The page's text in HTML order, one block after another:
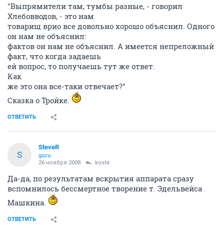
"Выпрямители там, тумбы разные, - говорил
Хлебовводов, - это нам
товарищ врио все довольно хорошо объяснил. Одного
он нам не объяснил:
фактов он нам не объяснил. А имеется непреложный
факт, что когда задаешь
ей вопрос, то получаешь тут же ответ.
Как
же это она все-таки отвечает?"
Сказка о Тройке.
ОТВЕТИТЬ
S
SteveR
guru
26 ноября 2008 kosta
Да-да, по результатам вскрытия аппарата сразу
вспомнилось бессмертное творение т. Эдельвейса
Машкина.
ОТВЕТИТЬ